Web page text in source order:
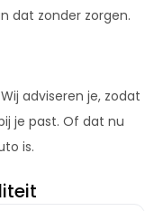
dat zonder zorgen.
adviseren je, zodat
je past. Of dat nu
is.